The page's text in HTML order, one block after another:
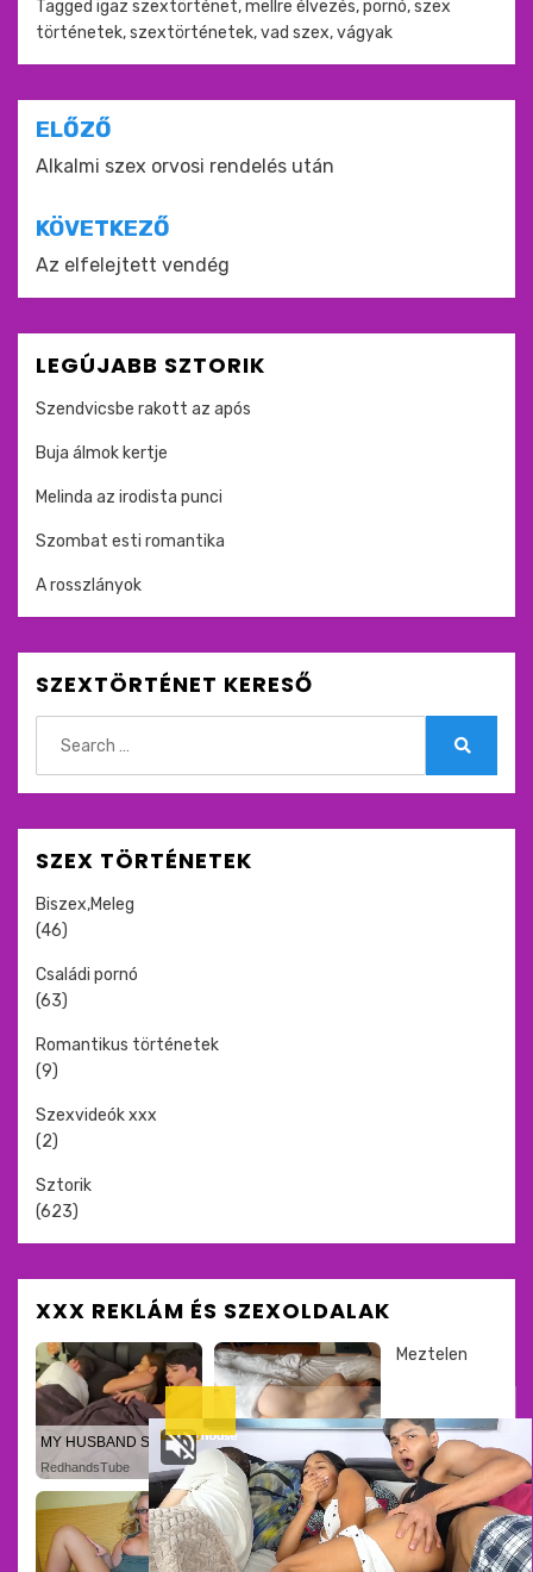
Tagged igaz szextörténet,mellre élvezés,pornó,szex
történetek,szextörténetek,vad szex,vágyak
Bejegyzés
navigáció
ELŐZŐ
Alkalmi szex orvosi rendelés után
KÖVETKEZŐ
Az elfelejtett vendég
LEGÚJABB SZTORIK
Szendvicsbe rakott az após
Buja álmok kertje
Melinda az irodista punci
Szombat esti romantika
A rosszlányok
SZEXTÖRTÉNET KERESŐ
for:
SZEX TÖRTÉNETEK
Biszex,Meleg
(46)
Családi pornó
(63)
Romantikus történetek
(9)
Szexvideók xxx
(2)
Sztorik
(623)
XXX REKLÁM ÉS SZEXOLDALAK
MY HUSBAND STEPSON MISTAKENLY GIVES ME IN THE ASS
RedhandsTube xDate
Meztelen